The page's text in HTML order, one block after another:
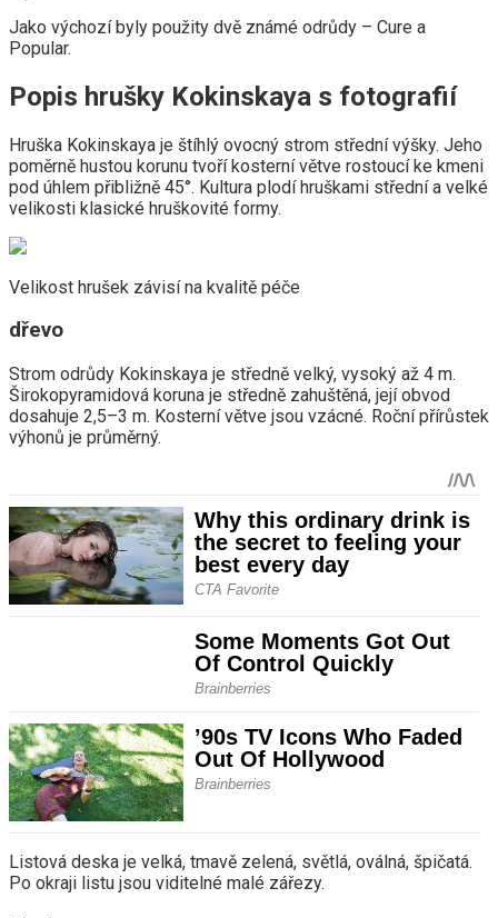
Jako výchozí byly použity dvě známé odrůdy – Cure a
Popular.
Popis hrušky Kokinskaya s fotografií
Hruška Kokinskaya je štíhlý ovocný strom střední výšky. Jeho
poměrně hustou korunu tvoří kosterní větve rostoucí ke kmeni
pod úhlem přibližně 45°. Kultura plodí hruškami střední a velké
velikosti klasické hruškovité formy.
Velikost hrušek závisí na kvalitě péče
dřevo
Strom odrůdy Kokinskaya je středně velký, vysoký až 4 m.
Širokopyramidová koruna je středně zahuštěná, její obvod
dosahuje 2,5–3 m. Kosterní větve jsou vzácné. Roční přírůstek
výhonů je průměrný.
Listová deska je velká, tmavě zelená, světlá, oválná, špičatá.
Po okraji listu jsou viditelné malé zářezy.